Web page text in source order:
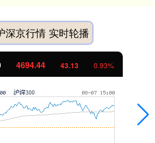
深京行情 实时轮播
4694.44 43.13 0.93%